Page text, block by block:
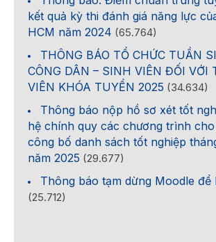
kết quả kỳ thi đánh giá năng lực
HCM năm 2024 (65.764)
THÔNG BÁO TỔ CHỨC TUẦN
CÔNG DÂN – SINH VIÊN ĐỐI VỚI
VIÊN KHÓA TUYỂN 2025 (34.634)
Thông báo nộp hồ sơ xét tốt
hệ chính quy các chương trình
công bố danh sách tốt nghiệp
năm 2025 (29.677)
Thông báo tạm dừng Moodle để
(25.712)